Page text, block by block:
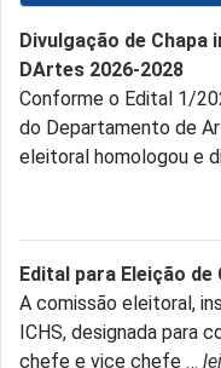
Divulgação de Chapa
DArtes 2026-2028
Conforme o Edital 1/
do Departamento de
eleitoral homologou e
Edital para Eleição
A comissão eleitoral,
ICHS, designada para
chefe e vice chefe …